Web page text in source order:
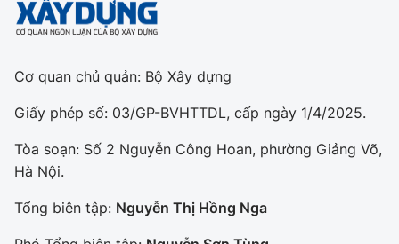
Cơ quan chủ quản: Bộ Xây dựng
Giấy phép số: 03/GP-BVHTTDL, cấp ngày 1/4/2025.
Tòa soạn: Số 2 Nguyễn Công Hoan, phường Giảng Võ,
Hà Nội.
Tổng biên tập: Nguyễn Thị Hồng Nga